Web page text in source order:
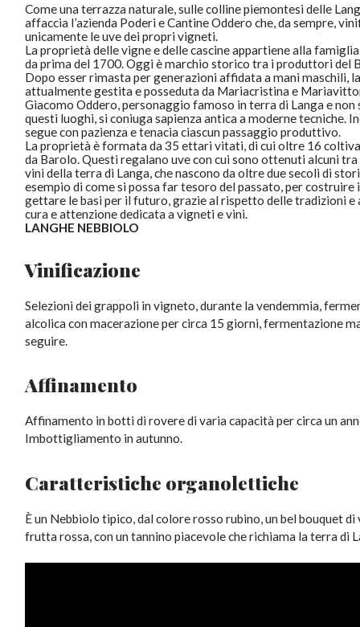
Come una terrazza naturale, sulle colline piemontesi delle
affaccia l’azienda Poderi e Cantine Oddero che, da sempre,
unicamente le uve dei propri vigneti.
La proprietà delle vigne e delle cascine appartiene alla
da prima del 1700. Oggi è marchio storico tra i produttori del
Dopo esser rimasta per generazioni affidata a mani maschili,
attualmente gestita e posseduta da Mariacristina e
Giacomo Oddero, personaggio famoso in terra di Langa e non
questi luoghi, si coniuga sapienza antica a moderne tecniche.
segue con pazienza e tenacia ciascun passaggio produttivo.
La proprietà è formata da 35 ettari vitati, di cui oltre 16
da Barolo. Questi regalano uve con cui sono ottenuti alcuni
vini della terra di Langa, che nascono da oltre due secoli di
esempio di come si possa far tesoro del passato, per costruire
gettare le basi per il futuro, grazie al rispetto delle tradizioni e
cura e attenzione dedicata a vigneti evini.
LANGHE NEBBIOLO
Vinificazione
Selezioni dei grappoli in vigneto, durante la vendemmia,
alcolica con macerazione per circa 15 giorni, fermentazione
seguire.
Affinamento
Affinamento in botti di rovere di varia capacità per circa un
Imbottigliamento in autunno.
Caratteristiche organolettiche
È un Nebbiolo tipico, dal colore rosso rubino, un bel bouquet di
frutta rossa, con un tannino piacevole che richiama la terra di